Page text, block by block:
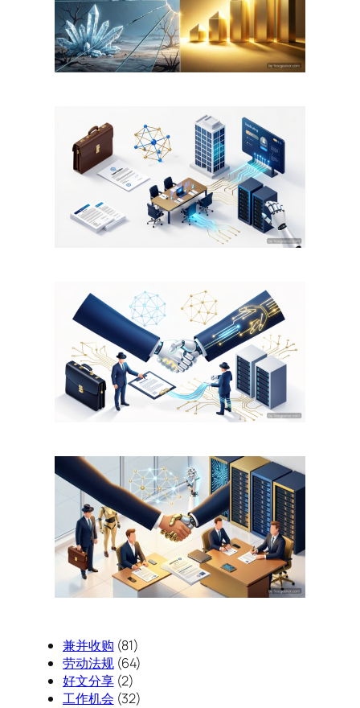
兼并收购 (81)
劳动法规(64)
好文分享(2)
工作机会 (32)